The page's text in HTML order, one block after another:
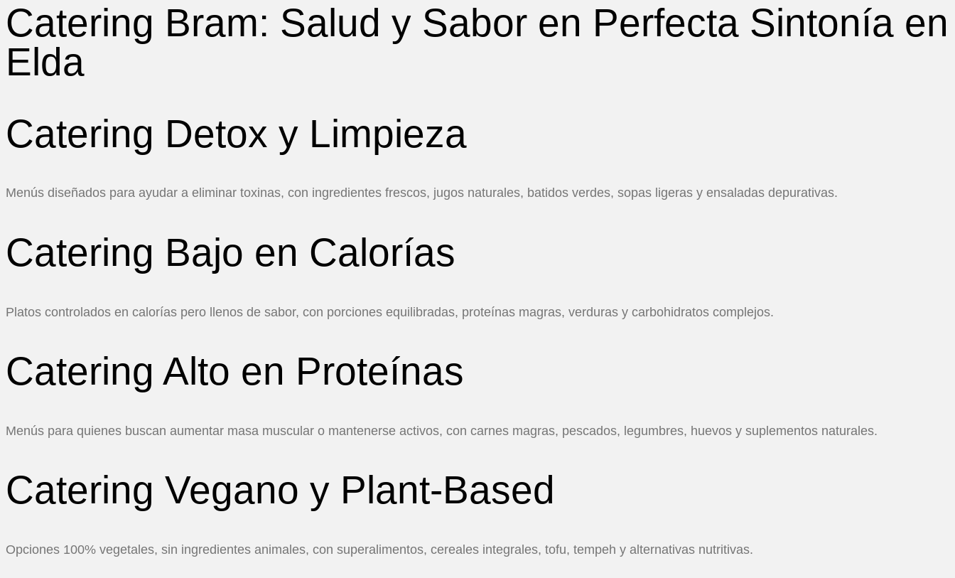
Catering Bram: Salud y Sabor en Perfecta Sintonía en
Elda
Catering Detox y Limpieza
Menús diseñados para ayudar a eliminar toxinas, con ingredientes frescos, jugos naturales, batidos verdes, sopas ligeras y ensaladas depurativas.
Catering Bajo en Calorías
Platos controlados en calorías pero llenos de sabor, con porciones equilibradas, proteínas magras, verduras y carbohidratos complejos.
Catering Alto en Proteínas
Menús para quienes buscan aumentar masa muscular o mantenerse activos, con carnes magras, pescados, legumbres, huevos y suplementos naturales.
Catering Vegano y Plant-Based
Opciones 100% vegetales, sin ingredientes animales, con superalimentos, cereales integrales, tofu, tempeh y alternativas nutritivas.